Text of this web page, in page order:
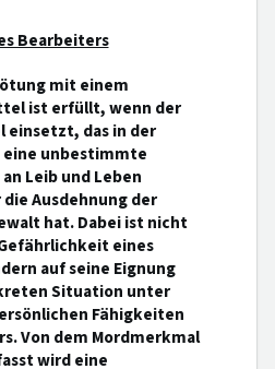
Bearbeiters
mit einem
ist erfüllt, wenn der
das in der
unbestimmte
Leib und Leben
Ausdehnung der
hat. Dabei ist nicht
eines
auf seine Eignung
Situation unter
Fähigkeiten
Von dem Mordmerkmal
wird eine